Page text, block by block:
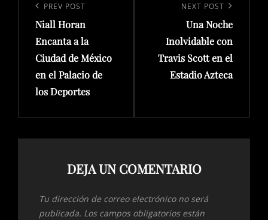
entradas
Previous
Post
PREV POST
Niall Horan
Encanta a la
Ciudad de México
en el Palacio de
los Deportes
NEXT POST
Una Noche
Inolvidable con
Travis Scott en el
Estadio Azteca
DEJA UN COMENTARIO
Tu dirección de correo electrónico no será
publicada. Los campos obligatorios están